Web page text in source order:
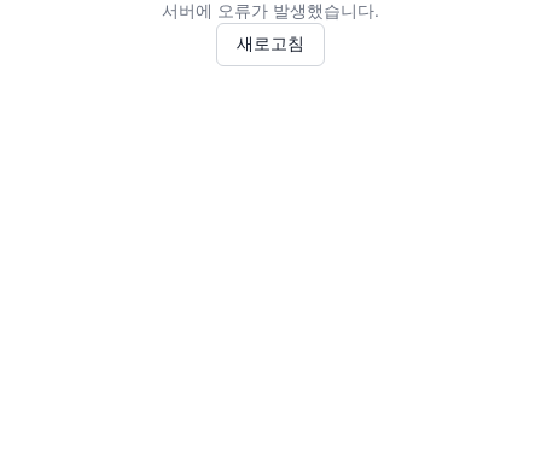
서버에 오류가 발생했습니다.
새로고침